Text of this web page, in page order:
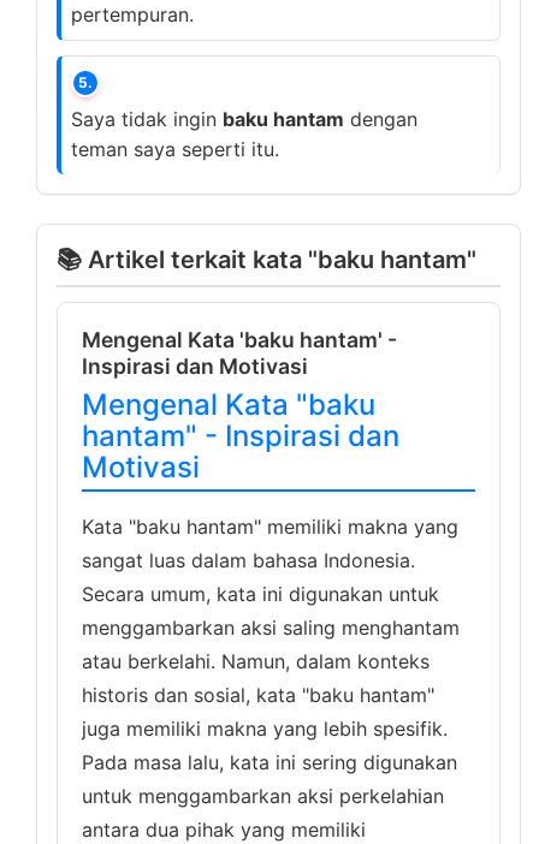
pertempuran.
5.
Saya tidak ingin baku hantam dengan
teman saya seperti itu.
📚 Artikel terkait kata "baku hantam"
Mengenal Kata 'baku hantam' -
Inspirasi dan Motivasi
Mengenal Kata "baku
hantam" - Inspirasi dan
Motivasi
Kata "baku hantam" memiliki makna yang
sangat luas dalam bahasa Indonesia.
Secara umum, kata ini digunakan untuk
menggambarkan aksi saling menghantam
atau berkelahi. Namun, dalam konteks
historis dan sosial, kata "baku hantam"
juga memiliki makna yang lebih spesifik.
Pada masa lalu, kata ini sering digunakan
untuk menggambarkan aksi perkelahian
antara dua pihak yang memiliki